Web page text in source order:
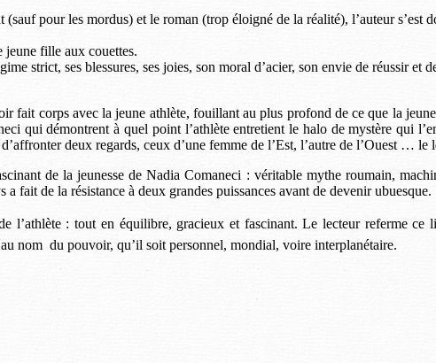
pour les mordus) et le roman (trop éloigné de la réalité), l’auteur s’est
jeune fille aux couettes.
strict, ses blessures, ses joies, son moral d’acier, son envie de réussir et
fait corps avec la jeune athlète, fouillant au plus profond de ce que la
qui démontrent à quel point l’athlète entretient le halo de mystère qui
deux regards, ceux d’une femme de l’Est, l’autre de l’Ouest …
de la jeunesse de Nadia Comaneci : véritable mythe roumain,
fait de la résistance à deux grandes puissances avant de devenir ubuesque.
l’athlète : tout en équilibre, gracieux et fascinant. Le lecteur referme
nom du pouvoir, qu’il soit personnel, mondial, voire interplanétaire.